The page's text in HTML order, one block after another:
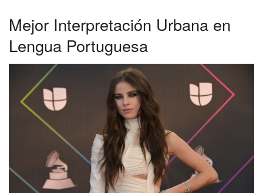
Mejor Interpretación Urbana en
Lengua Portuguesa